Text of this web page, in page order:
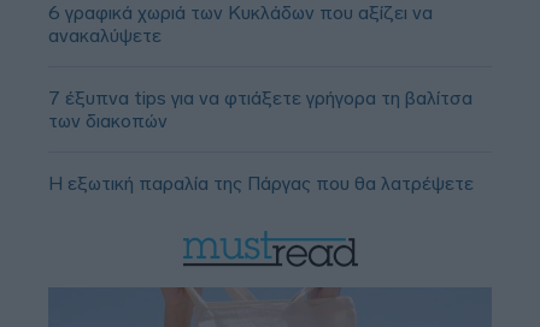
6 γραφικά χωριά των Κυκλάδων που αξίζει να
ανακαλύψετε
7 έξυπνα tips για να φτιάξετε γρήγορα τη βαλίτσα
των διακοπών
Η εξωτική παραλία της Πάργας που θα λατρέψετε